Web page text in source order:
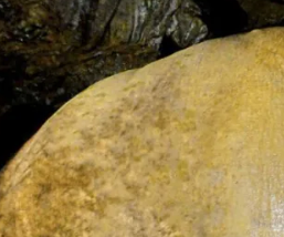
從現場開始
搜索
接送計劃 海龜之旅